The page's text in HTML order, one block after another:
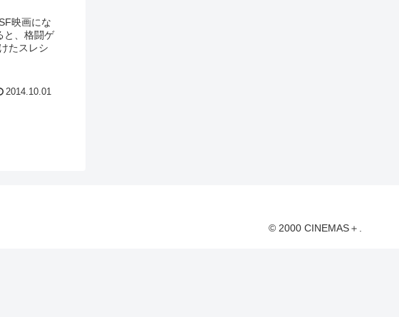
映画にな
と、格闘ゲ
たスレシ
2014.10.01
© 2000 CINEMAS＋.